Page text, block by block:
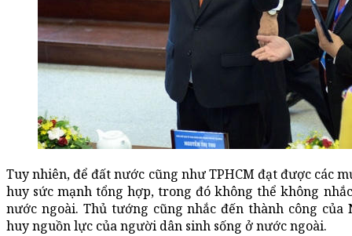
Tuy nhiên, để đất nước cũng như TPHCM đạt được các
huy sức mạnh tổng hợp, trong đó không thể không
nước ngoài. Thủ tướng cũng nhắc đến thành công của
huy nguồn lực của người dân sinh sống ở nước ngoài.